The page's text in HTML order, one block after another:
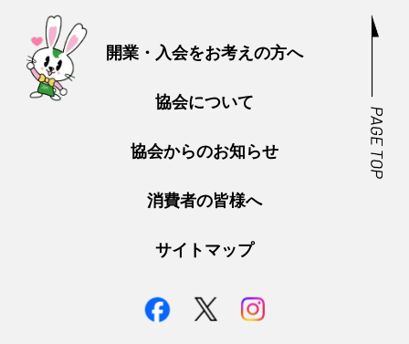
開業・入会をお考えの方へ
協会について
協会からのお知らせ
消費者の皆様へ
サイトマップ